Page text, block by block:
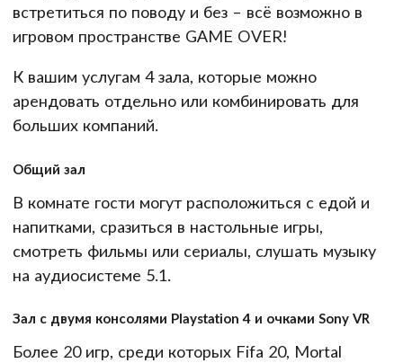
встретиться по поводу и без – всё возможно в
игровом пространстве GAME OVER!
К вашим услугам 4 зала, которые можно
арендовать отдельно или комбинировать для
больших компаний.
Общий зал
В комнате гости могут расположиться с едой и
напитками, сразиться в настольные игры,
смотреть фильмы или сериалы, слушать музыку
на аудиосистеме 5.1.
Зал с двумя консолями Playstation 4 и очками Sony VR
Более 20 игр, среди которых Fifa 20, Mortal